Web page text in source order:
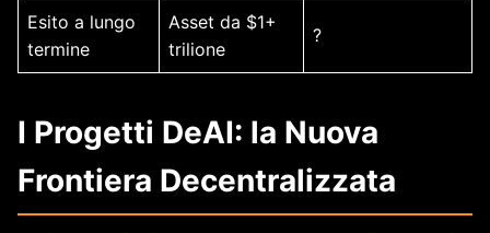
Esito a lungo
termine
Asset da $1+
trilione
?
I Progetti DeAI: la Nuova
Frontiera Decentralizzata